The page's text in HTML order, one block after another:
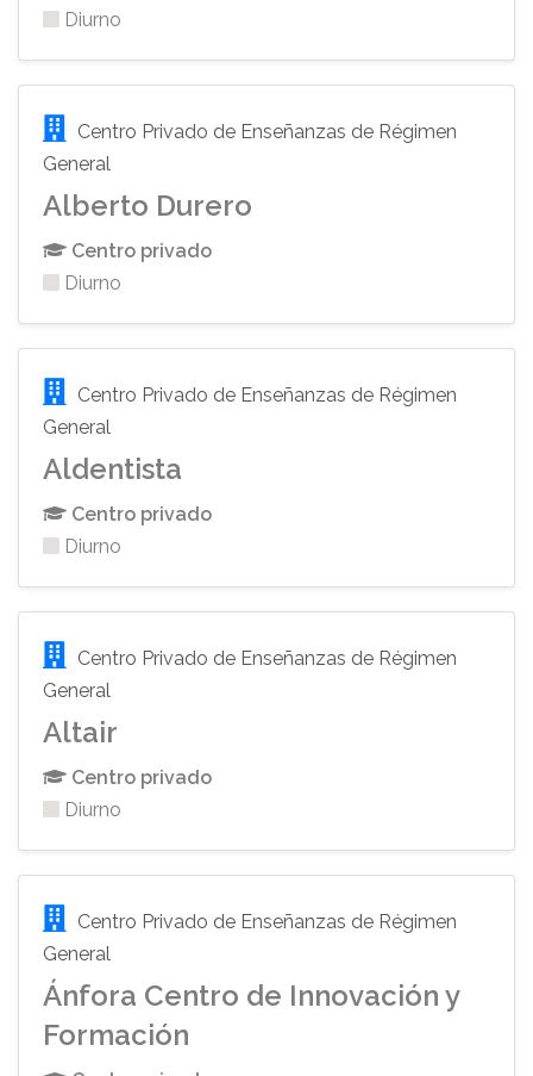
Diurno
Centro Privado de Enseñanzas de Régimen
General
Alberto Durero
Centro privado
Diurno
Centro Privado de Enseñanzas de Régimen
General
Aldentista
Centro privado
Diurno
Centro Privado de Enseñanzas de Régimen
General
Altair
Centro privado
Diurno
Centro Privado de Enseñanzas de Régimen
General
Ánfora Centro de Innovación y
Formación